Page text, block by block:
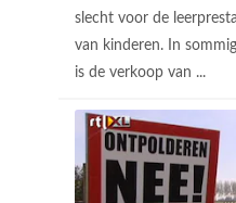
slecht voor de
van kinderen. In
is de verkoop van ...